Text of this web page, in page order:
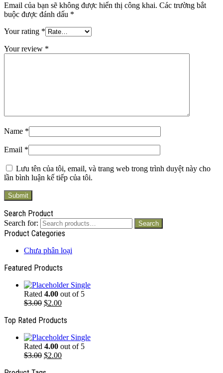
Email của bạn sẽ không được hiển thị công khai. Các trường bắt
buộc được đánh dấu *
Your rating *
Your review *
Name *
Email *
Lưu tên của tôi, email, và trang web trong trình duyệt này cho
lần bình luận kế tiếp của tôi.
Search Product
Search for: Search
Product Categories
Chưa phân loại
Featured Products
Single
Rated 4.00 out of 5
$3.00 $2.00
Top Rated Products
Single
Rated 4.00 out of 5
$3.00 $2.00